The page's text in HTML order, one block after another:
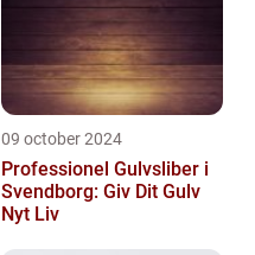
09 october 2024
Professionel Gulvsliber i
Svendborg: Giv Dit Gulv
Nyt Liv